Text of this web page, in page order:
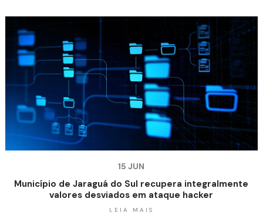
15 JUN
Município de Jaraguá do Sul recupera integralmente
valores desviados em ataque hacker
LEIA MAIS